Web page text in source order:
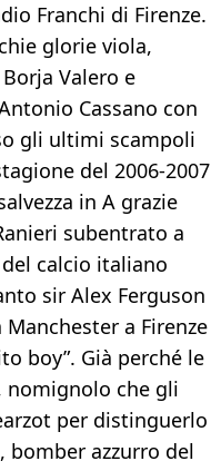
Franchi di Firenze.
glorie viola,
Valero e
Cassano con
gli ultimi scampoli
del 2006-2007
in A grazie
subentrato a
calcio italiano
sir Alex Ferguson
Manchester a Firenze
boy”. Già perché le
nomignolo che gli
per distinguerlo
bomber azzurro del